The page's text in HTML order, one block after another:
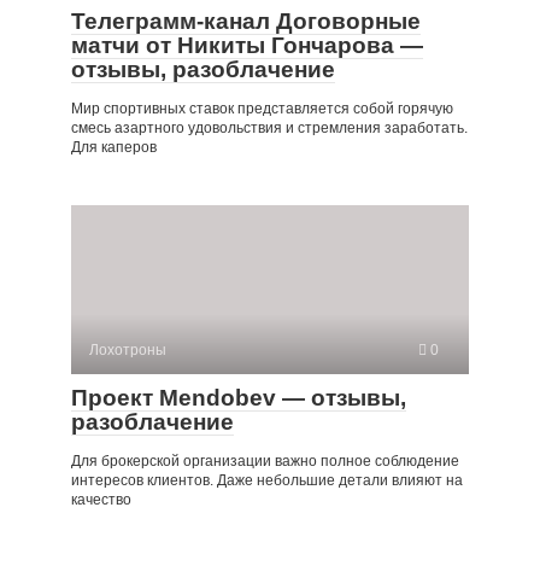
Телеграмм-канал Договорные
матчи от Никиты Гончарова —
отзывы, разоблачение
Мир спортивных ставок представляется собой горячую
смесь азартного удовольствия и стремления заработать.
Для каперов
Лохотроны 0
Проект Mendobev — отзывы,
разоблачение
Для брокерской организации важно полное соблюдение
интересов клиентов. Даже небольшие детали влияют на
качество